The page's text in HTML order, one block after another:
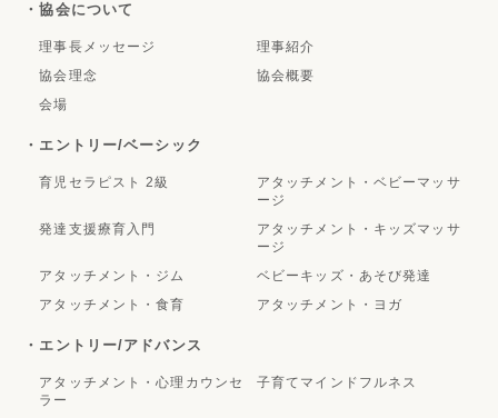
・協会について
理事長メッセージ
理事紹介
協会理念
協会概要
会場
・エントリー/ベーシック
育児セラピスト 2級
アタッチメント・ベビーマッサ
ージ
発達支援療育入門
アタッチメント・キッズマッサ
ージ
アタッチメント・ジム
ベビーキッズ・あそび発達
アタッチメント・食育
アタッチメント・ヨガ
・エントリー/アドバンス
アタッチメント・心理カウンセ
ラー
子育てマインドフルネス